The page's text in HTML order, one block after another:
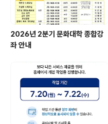
2026년 2분기 문화대학 종합강
좌 안내